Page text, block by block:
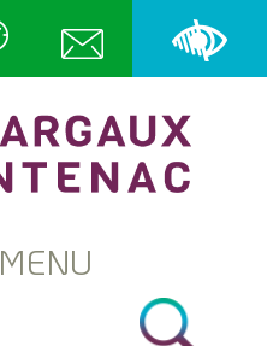
MENU